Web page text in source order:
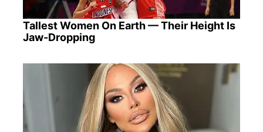
Tallest Women On Earth — Their Height Is
Jaw-Dropping